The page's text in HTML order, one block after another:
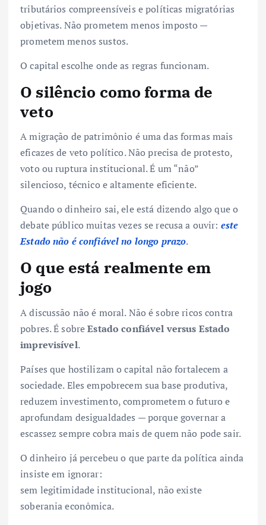
tributários compreensíveis e políticas migratórias
objetivas. Não prometem menos imposto —
prometem menos sustos.
O capital escolhe onde as regras funcionam.
O silêncio como forma de
veto
A migração de patrimônio é uma das formas mais
eficazes de veto político. Não precisa de protesto,
voto ou ruptura institucional. É um “não”
silencioso, técnico e altamente eficiente.
Quando o dinheiro sai, ele está dizendo algo que o
debate público muitas vezes se recusa a ouvir: este
Estado não é confiável no longo prazo.
O que está realmente em
jogo
A discussão não é moral. Não é sobre ricos contra
pobres. É sobreEstado confiável versus Estado
imprevisível.
Países que hostilizam o capital não fortalecem a
sociedade. Eles empobrecem sua base produtiva,
reduzem investimento, comprometem o futuro e
aprofundam desigualdades — porque governar a
escassez sempre cobra mais de quem não pode sair.
O dinheiro já percebeu o que parte da política ainda
insiste em ignorar:
sem legitimidade institucional, não existe
soberania econômica.